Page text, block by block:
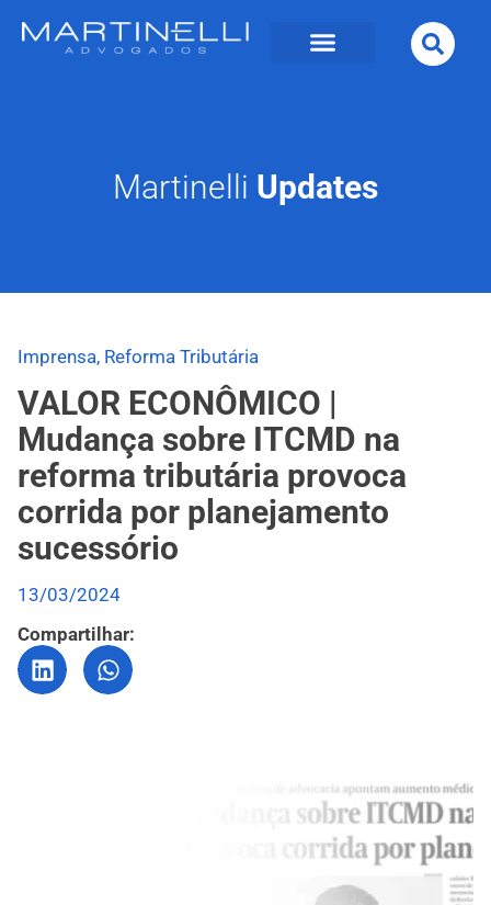
Martinelli Updates
Imprensa, Reforma Tributária
VALOR ECONÔMICO |
Mudança sobre ITCMD na
reforma tributária provoca
corrida por planejamento
sucessório
13/03/2024
Compartilhar: